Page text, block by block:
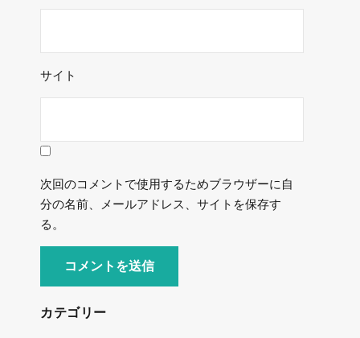
サイト
次回のコメントで使用するためブラウザーに自
分の名前、メールアドレス、サイトを保存す
る。
カテゴリー